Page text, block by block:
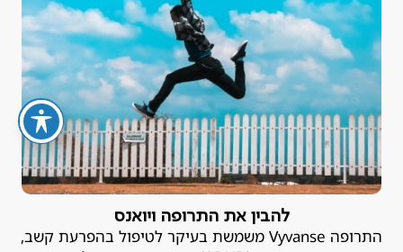
להבין את התרופה ויואנס
התרופה Vyvanse משמשת בעיקר לטיפול בהפרעת קשב,